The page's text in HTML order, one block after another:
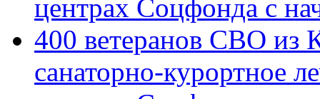
центрах Соцфонда с
400 ветеранов СВО из
санаторно-курортное